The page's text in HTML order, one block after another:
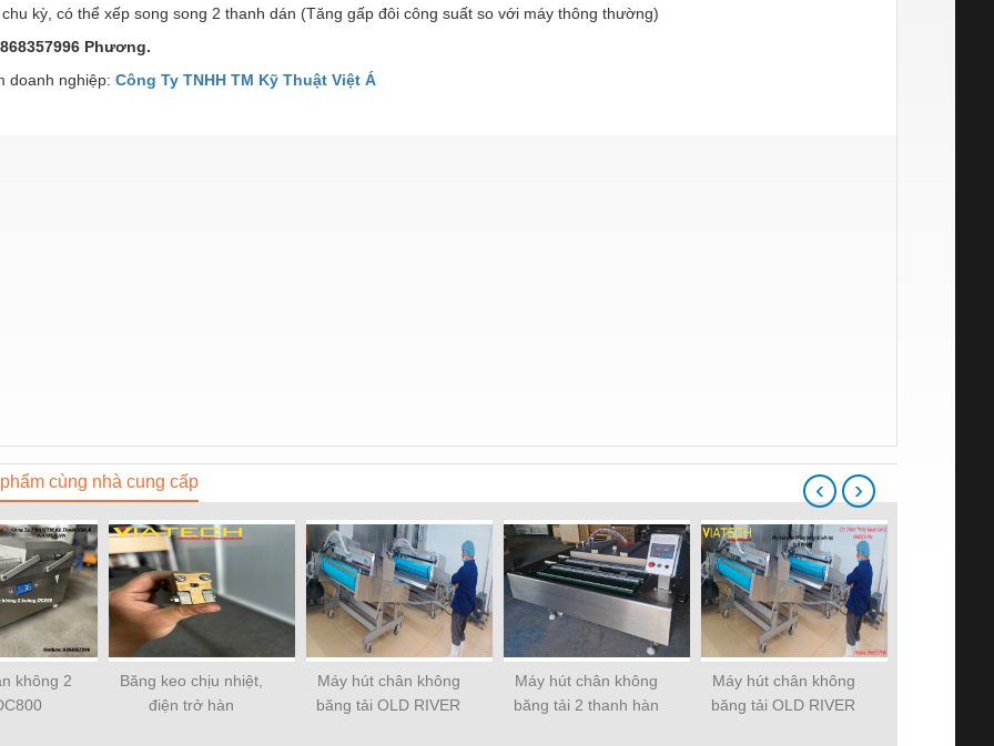
kỳ, có thể xếp song song 2 thanh dán (Tăng gấp đôi công suất so với máy thông thường)
Phương.
doanh nghiệp: Công Ty TNHH TM Kỹ Thuật Việt Á
cùng nhà cung cấp
không 2
Băng keo chịu nhiệt,
điện trở hàn
Máy hút chân không
băng tải OLD RIVER
Máy hút chân không
băng tải 2 thanh hàn
Máy hút chân không
băng tải OLD RIVER
‹ ›